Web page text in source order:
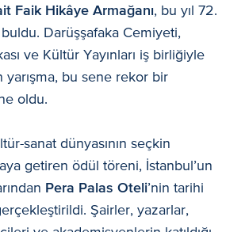
Faik Hikâye Armağanı, bu yıl 72.
Darüşşafaka Cemiyeti,
ve Kültür Yayınları iş birliğiyle
bu sene rekor bir
oldu.
sanat dünyasının seçkin
getiren ödül töreni, İstanbul’un
Pera Palas Oteli’nin tarihi
Şairler, yazarlar,